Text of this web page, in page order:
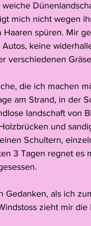
mich nicht wegen
spüren. Mir
keine
verschiedenen
die ich machen
am Strand, in der
landschaft von
und
Schultern,
3 Tagen regnet es
Gedanken, als ich
zieht mir